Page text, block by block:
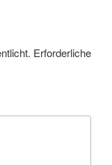
Erforderliche